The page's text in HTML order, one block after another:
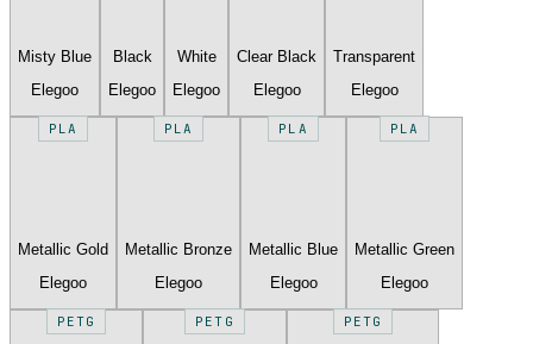
Misty Blue
Elegoo
Black
Elegoo
White
Elegoo
Clear Black
Elegoo
Transparent
Elegoo
PLA
Metallic Gold
Elegoo
PLA
Metallic Bronze
Elegoo
PLA
Metallic Blue
Elegoo
PLA
Metallic Green
Elegoo
PETG PETG PETG